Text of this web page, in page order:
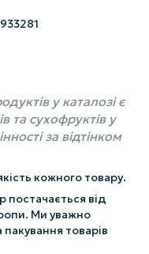
у каталозі є
та сухофруктів у
за відтінком
кожного товару.
постачається від
Ми уважно
товарів